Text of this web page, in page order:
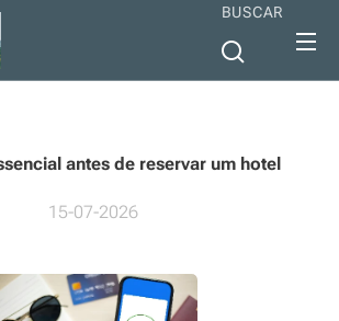
BUSCAR
antes de reservar um hotel
15-07-2026